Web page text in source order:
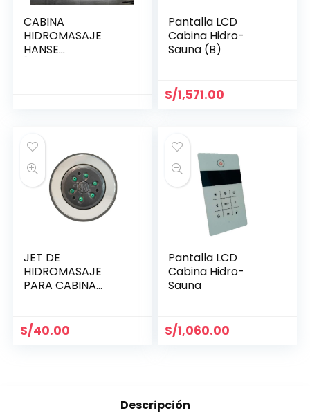
CABINA
HIDROMASAJE
HANSE
Pantalla LCD
Cabina Hidro-
Sauna (B)
S/1,571.00
JET DE
HIDROMASAJE
PARA CABINA
S/40.00
Pantalla LCD
Cabina Hidro-
Sauna
S/1,060.00
Descripción